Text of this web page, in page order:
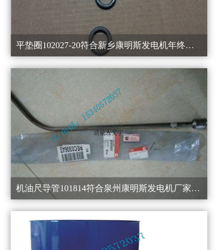
平垫圈102027-20符合新乡康明斯发电机年终大促
机油尺导管101814符合泉州康明斯发电机厂家直销